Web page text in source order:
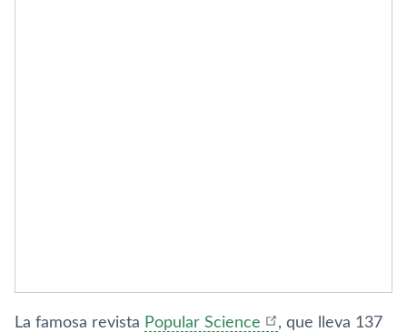
La famosa revista Popular Science
, que lleva 137